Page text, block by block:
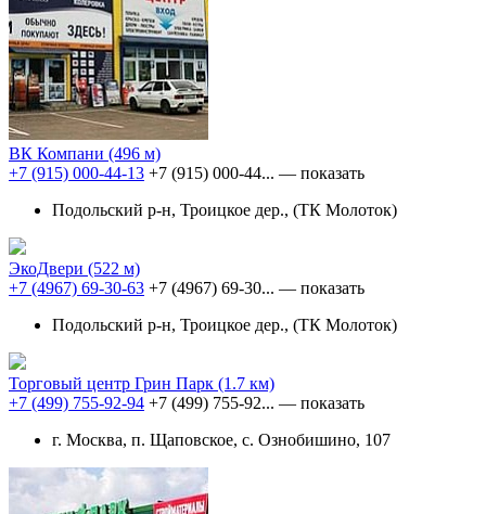
ВК Компани (496 м)
+7 (915) 000-44-13 +7 (915) 000-44... — показать
Подольский р-н, Троицкое дер., (ТК Молоток)
ЭкоДвери (522 м)
+7 (4967) 69-30-63 +7 (4967) 69-30... — показать
Подольский р-н, Троицкое дер., (ТК Молоток)
Торговый центр Грин Парк (1.7 км)
+7 (499) 755-92-94 +7 (499) 755-92... — показать
г. Москва, п. Щаповское, с. Ознобишино, 107